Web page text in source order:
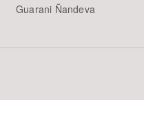
Guarani Ñandeva